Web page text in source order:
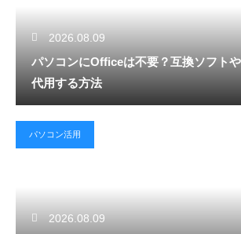
2026.08.09
パソコンにOfficeは不要？互換ソフト
代用する方法
パソコン活用
2026.08.09